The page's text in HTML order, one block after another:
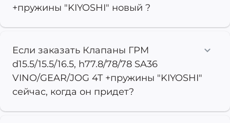
+пружины "KIYOSHI" новый ?
Если заказать Клапаны ГРМ
d15.5/15.5/16.5, h77.8/78/78 SA36
VINO/GEAR/JOG 4T +пружины "KIYOSHI"
сейчас, когда он придет?